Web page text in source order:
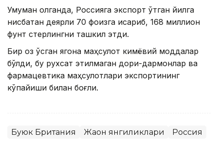
Умуман олганда, Россияга экспорт ўтган йилга
нисбатан деярли 70 фоизга қисқариб, 168 миллион
фунт стерлингни ташкил этди.
Бир оз ўсган ягона маҳсулот кимёвий моддалар
бўлди, бу рухсат этилмаган дори-дармонлар ва
фармацевтика маҳсулотлари экспортининг
кўпайиши билан боғлиқ.
Буюк Британия Жаҳон янгиликлари Россия